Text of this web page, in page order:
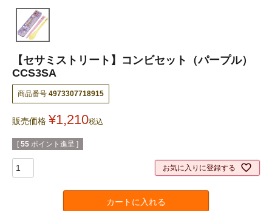
【セサミストリート】コンビセット（パープル）
CCS3SA
商品番号 4973307718915
販売価格 ¥1,210税込
[ 55 ポイント進呈 ]
お気に入りに登録する
カートに入れる